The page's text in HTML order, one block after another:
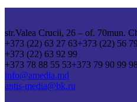
str.Valea Crucii, 26 – of. 70mun.
+373 (22) 63 27 63+373 (22) 56
+373 (22) 63 92 99
+373 78 88 55 53+373 79 90 99
info@amedia.md
antis-media@bk.ru